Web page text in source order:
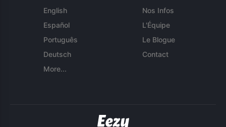
English
Español
Português
Deutsch
More...
Nos Infos
L'Équipe
Le Blogue
Contact